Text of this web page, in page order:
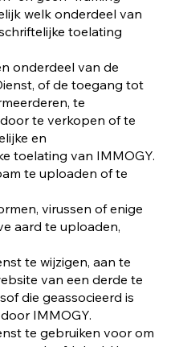
welk onderdeel van
toelating
onderdeel van de
of de toegang tot
te
te verkopen of te
en
toelating van IMMOGY.
te uploaden of te
virussen of enige
aard te uploaden,
te wijzigen, aan te
van een derde te
die geassocieerd is
IMMOGY.
te gebruiken voor om